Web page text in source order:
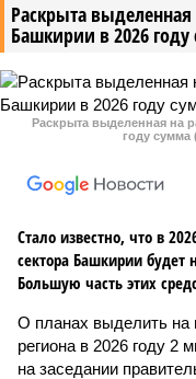
Раскрыта
Башкирии в 2026
Раскрыта выделенная на
году сумма
Стало известно, что в
сектора Башкирии будет
Большую часть этих
О планах выделить на
региона в 2026 году 2
на заседании